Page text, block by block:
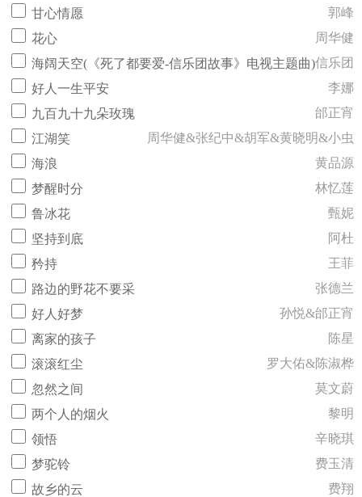
甘心情愿
郭峰
花心
周华健
海阔天空(《死了都要爱-信乐团故事》电视主题曲)信乐团
好人一生平安
李娜
九百九十九朵玫瑰
邰正宵
江湖笑
周华健&张纪中&胡军&黄晓明&小虫
海浪
黄品源
梦醒时分
林忆莲
鲁冰花
甄妮
坚持到底
阿杜
矜持
王菲
路边的野花不要采
张德兰
好人好梦
孙悦&邰正宵
离家的孩子
陈星
滚滚红尘
罗大佑&陈淑桦
忽然之间
莫文蔚
两个人的烟火
黎明
领悟
辛晓琪
梦驼铃
费玉清
故乡的云
费翔